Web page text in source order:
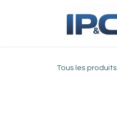
Tous les produits